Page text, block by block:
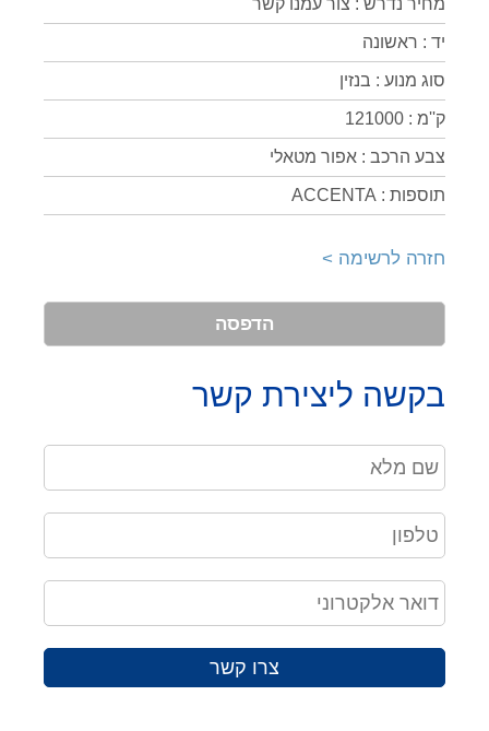
יד : ראשונה
סוג מנוע : בנזין
ק''מ : 121000
צבע הרכב : אפור מטאלי
תוספות : ACCENTA
חזרה לרשימה >
הדפסה
בקשה ליצירת קשר
צרו קשר